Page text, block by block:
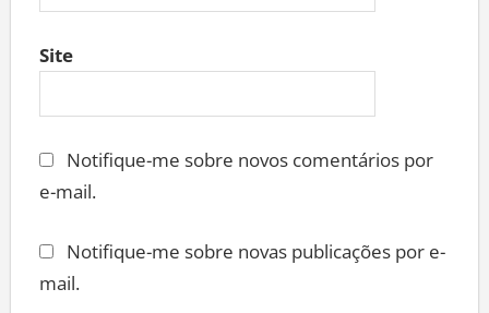
Site
Notifique-me sobre novos comentários por
e-mail.
Notifique-me sobre novas publicações por e-
mail.